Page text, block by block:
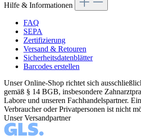
Hilfe & Informationen
FAQ
SEPA
Zertifizierung
Versand & Retouren
Sicherheitsdatenblätter
Barcodes erstellen
Unser Online-Shop richtet sich
gemäß § 14 BGB, insbesondere
Labore und unseren Fachhandelspartner.
Verbraucher oder Privatpersonen ist nicht
Unser Versandpartner